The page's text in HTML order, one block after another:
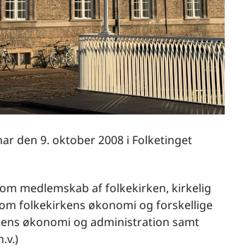
den 9. oktober 2008 i Folketinget
medlemskab af folkekirken, kirkelig
folkekirkens økonomi og forskellige
økonomi og administration samt